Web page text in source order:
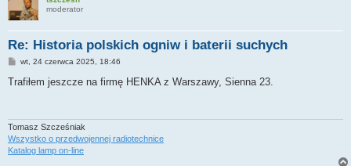
moderator
Re: Historia polskich ogniw i baterii suchych
P
s
wt, 24 czerwca 2025, 18:46
Trafiłem jeszcze na firmę HENKA z Warszawy, Sienna 23.
Tomasz Szcześniak
Wszystko o przedwojennej radiotechnice
Katalog lamp on-line